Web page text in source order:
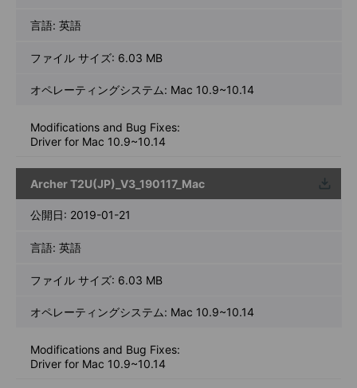
言語: 英語
ファイル サイズ: 6.03 MB
オペレーティングシステム: Mac 10.9~10.14
Modifications and Bug Fixes:
Driver for Mac 10.9~10.14
Archer T2U(JP)_V3_190117_Mac
ウンロ
ード
公開日: 2019-01-21
言語: 英語
ファイル サイズ: 6.03 MB
オペレーティングシステム: Mac 10.9~10.14
Modifications and Bug Fixes:
Driver for Mac 10.9~10.14